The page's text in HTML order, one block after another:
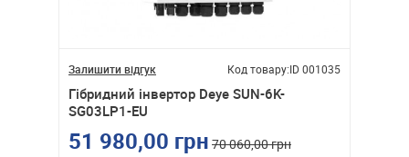
Залишити відгук Код товару:ID 001035
Гібридний інвертор Deye SUN-6K-
SG03LP1-EU
51 980,00 грн 70 060,00 грн